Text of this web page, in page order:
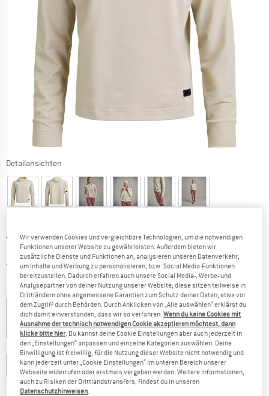
Detailansichten
Ursprünglicher Preis :
129,95€
Preis:
103,96€ inkl. MwSt.
Versandkostenfrei(AT)Österreich. Informationen zu den
Farbe:White Tea
20% 20% 20%
Größe wählen:
XS S M L XL
Größentabelle
Wir verwenden Cookies und vergleichbare Technologien, um die notwendigen
Funktionen unserer Website zu gewährleisten. Außerdem bieten wir
zusätzliche Dienste und Funktionen an, analysieren unseren Datenverkehr,
um Inhalte und Werbung zu personalisieren, bzw. Social Media-Funktionen
bereitzustellen. Dadurch erfahren auch unsere Social Media-, Werbe- und
Analysepartner von deiner Nutzung unserer Website; diese sitzen teilweise in
Drittländern ohne angemessene Garantien zum Schutz deiner Daten, etwa vor
dem Zugriff durch Behörden. Durch Anklicken von „Alle auswählen“ erklärst du
dich damit einverstanden, dass wir so verfahren.Wenn du keine Cookies mit
Ausnahme der technisch notwendigen Cookie akzeptieren möchtest, dann
klicke bitte hier. Du kannst deine Cookie Einstellungen aber auch jederzeit in
den „Einstellungen“ anpassen und einzelne Kategorien auswählen. Deine
Einwilligung ist freiwillig, für die Nutzung dieser Website nicht notwendig und
kann jederzeit unter „Cookie Einstellungen“ im unteren Bereich unserer
Webseite widerrufen oder erstmals vergeben werden. Weitere Informationen,
auch zu Risiken der Drittlandstransfers, findest du in unseren
Datenschutzhinweisen.